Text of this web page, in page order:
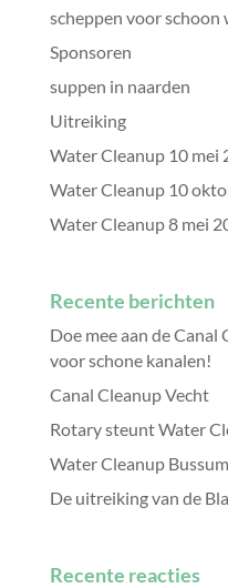
scheppen voor schoon
Sponsoren
suppen in naarden
Uitreiking
Water Cleanup 10 mei
Water Cleanup 10
Water Cleanup 8 mei
Recente berichten
Doe mee aan de Canal
voor schone kanalen!
Canal Cleanup Vecht
Rotary steunt Water
Water Cleanup Bussum
De uitreiking van de
Recente reacties